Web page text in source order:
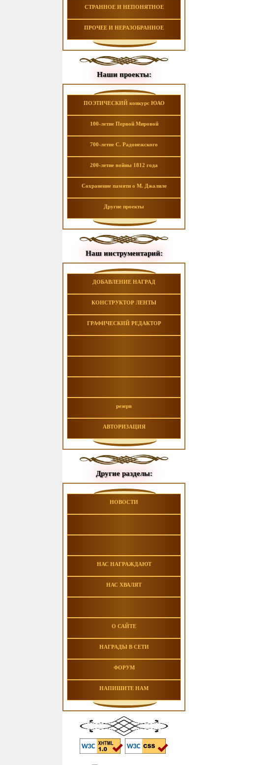
СТРАННОЕ И НЕПОНЯТНОЕ
ПРОЧЕЕ И НЕРАЗОБРАННОЕ
Наши проекты:
ПОЭТИЧЕСКИЙ конкурс ЮАО
100-летие Первой Мировой
700-летие С. Радонежского
200-летие войны 1812 года
Сохранение памяти о М. Джалиле
Другие проекты
Наш инструментарий:
ДОБАВЛЕНИЕ НАГРАД
КОНСТРУКТОР ЛЕНТЫ
ГРАФИЧЕСКИЙ РЕДАКТОР
резерв
АВТОРИЗАЦИЯ
Другие разделы:
НОВОСТИ
НАС НАГРАЖДАЮТ
НАС ХВАЛЯТ
О САЙТЕ
НАГРАДЫ В СЕТИ
ФОРУМ
НАПИШИТЕ НАМ